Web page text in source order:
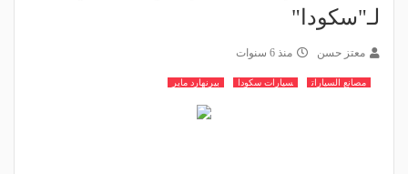
لـ"سكودا"
معتز حسن منذ 6 سنوات
مصانع السيارات سيارات سكودا بيرنهارد ماير